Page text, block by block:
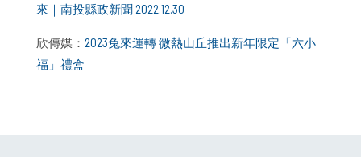
來｜南投縣政新聞 2022.12.30
欣傳媒： 2023兔來運轉 微熱山丘推出新年限定「六小
福」禮盒